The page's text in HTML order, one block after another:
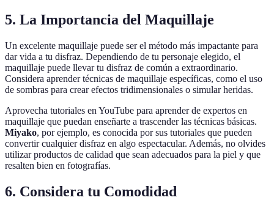
5. La Importancia del Maquillaje
Un excelente maquillaje puede ser el método más impactante para
dar vida a tu disfraz. Dependiendo de tu personaje elegido, el
maquillaje puede llevar tu disfraz de común a extraordinario.
Considera aprender técnicas de maquillaje específicas, como el uso
de sombras para crear efectos tridimensionales o simular heridas.
Aprovecha tutoriales en YouTube para aprender de expertos en
maquillaje que puedan enseñarte a trascender las técnicas básicas.
Miyako, por ejemplo, es conocida por sus tutoriales que pueden
convertir cualquier disfraz en algo espectacular. Además, no olvides
utilizar productos de calidad que sean adecuados para la piel y que
resalten bien en fotografías.
6. Considera tu Comodidad